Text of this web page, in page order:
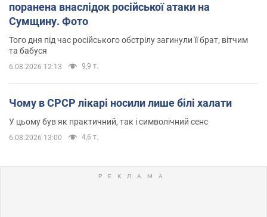
поранена внаслідок російської атаки на
Сумщину. Фото
Того дня під час російського обстрілу загинули її брат, вітчим
та бабуся
6.08.2026 12:13 9,9 т.
Чому в СРСР лікарі носили лише білі халати
У цьому був як практичний, так і символічний сенс
6.08.2026 13:00 4,6 т.